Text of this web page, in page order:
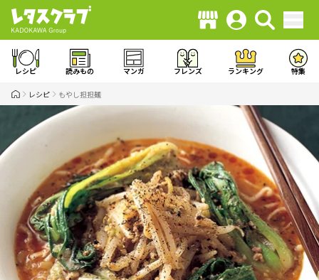
レシピ 読みもの マンガ フレンズ ランキング 特集
レシピ もやし担担麺